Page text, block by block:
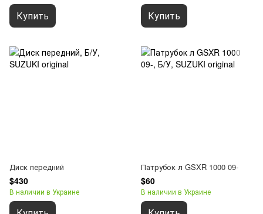
Купить Купить
Диск передний
$430
В наличии в Украине
Патрубок л GSXR 1000 09-
$60
В наличии в Украине